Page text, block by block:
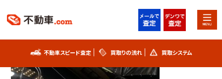
不動車スピード査定 買取りの流れ
不動車スピード査定 買取りの流れ 買取システム
740iリア